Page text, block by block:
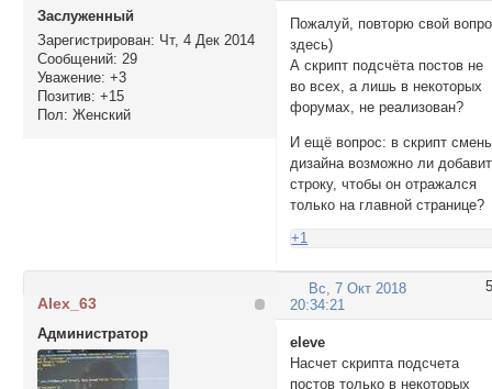
Заслуженный
Зарегистрирован: Чт, 4 Дек 2014
Сообщений: 29
Уважение: +3
Позитив: +15
Пол: Женский
Пожалуй, повторю свой
здесь)
А скрипт подсчёта постов не
во всех, а лишь в некоторых
форумах, не реализован?
И ещё вопрос: в скрипт
дизайна возможно ли
строку, чтобы он отражался
только на главной странице?
+1
5
Вс, 7 Окт 2018
20:34:21
Alex_63
Администратор
eleve
Насчет скрипта подсчета
постов только в некоторых